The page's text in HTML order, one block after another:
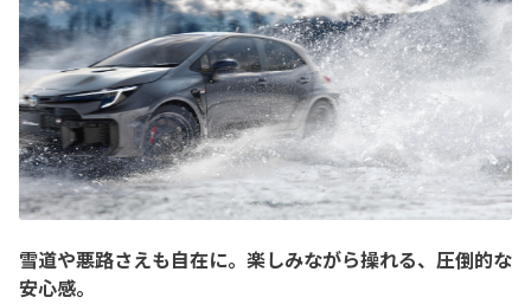
雪道や悪路さえも自在に。楽しみながら操れる、圧倒的な
安心感。